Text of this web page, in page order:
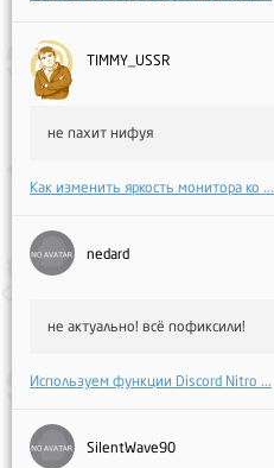
TIMMY_USSR
не пахит нифуя
Как изменить яркость монитора ко ...
nedard
не актуально! всё пофиксили!
Используем функции Discord Nitro ...
SilentWave90